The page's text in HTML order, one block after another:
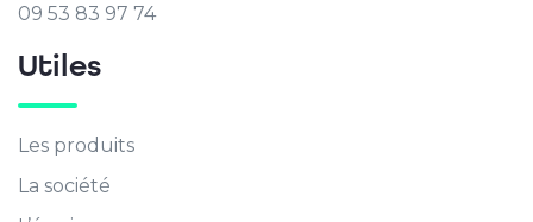
09 53 83 97 74
Utiles
Les produits
La société